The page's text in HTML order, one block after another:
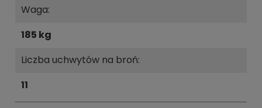
Waga:
185 kg
Liczba uchwytów na broń:
11